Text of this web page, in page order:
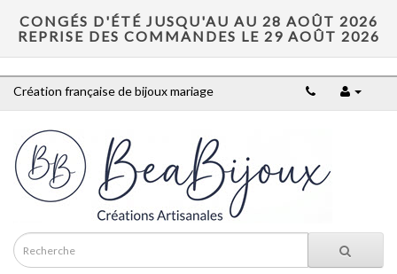
CONGÉS D'ÉTÉ JUSQU'AU AU 28 AOÛT 2026
REPRISE DES COMMANDES LE 29 AOÛT 2026
Création française de bijoux mariage